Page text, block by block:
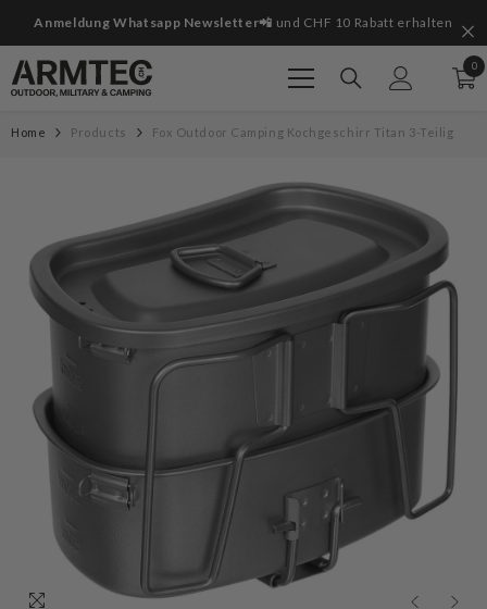
Anmeldung Whatsapp Newsletter📲 und CHF 10 Rabatt erhalten
00
Home Products Fox Outdoor Camping Kochgeschirr Titan 3-Teilig